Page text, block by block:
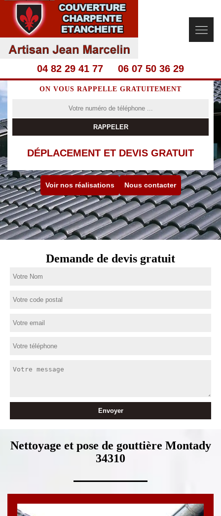
04 82 29 41 77 06 07 50 36 29
ON VOUS RAPPELLE GRATUITEMENT
DÉPLACEMENT ET DEVIS GRATUIT
Voir nos réalisations Nous contacter
Demande de devis gratuit
Nettoyage et pose de gouttière Montady
34310